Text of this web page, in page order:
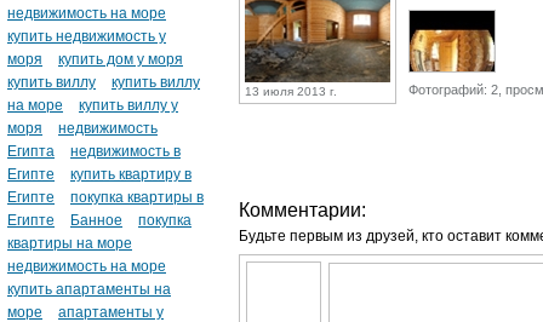
недвижимость на море
купить недвижимость у
моря
купить дом у моря
купить виллу
купить виллу
на море
купить виллу у
моря
недвижимость
Египта
недвижимость в
Египте
купить квартиру в
Египте
покупка квартиры в
Египте
Банное
покупка
квартиры на море
недвижимость на море
купить апартаменты на
море
апартаменты у
13 июля 2013 г. Фотографий: 2,
Комментарии:
Будьте первым из друзей, кто оставит